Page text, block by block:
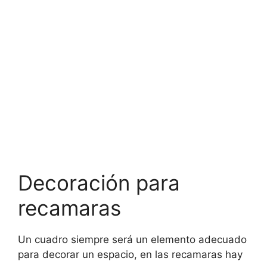
Decoración para
recamaras
Un cuadro siempre será un elemento adecuado
para decorar un espacio, en las recamaras hay